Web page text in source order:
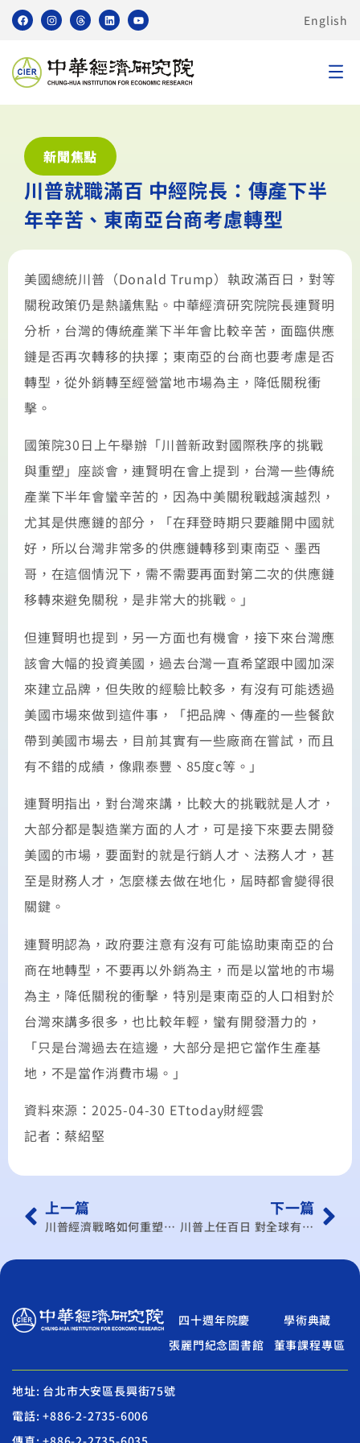
English
新聞焦點
川普就職滿百 中經院長：傳產下半
年辛苦、東南亞台商考慮轉型
美國總統川普（Donald Trump）執政滿百日，對等
關稅政策仍是熱議焦點。中華經濟研究院院長連賢明
分析，台灣的傳統產業下半年會比較辛苦，面臨供應
鏈是否再次轉移的抉擇；東南亞的台商也要考慮是否
轉型，從外銷轉至經營當地市場為主，降低關稅衝
擊。
國策院30日上午舉辦「川普新政對國際秩序的挑戰
與重塑」座談會，連賢明在會上提到，台灣一些傳統
產業下半年會蠻辛苦的，因為中美關稅戰越演越烈，
尤其是供應鏈的部分，「在拜登時期只要離開中國就
好，所以台灣非常多的供應鏈轉移到東南亞、墨西
哥，在這個情況下，需不需要再面對第二次的供應鏈
移轉來避免關稅，是非常大的挑戰。」
但連賢明也提到，另一方面也有機會，接下來台灣應
該會大幅的投資美國，過去台灣一直希望跟中國加深
來建立品牌，但失敗的經驗比較多，有沒有可能透過
美國市場來做到這件事，「把品牌、傳產的一些餐飲
帶到美國市場去，目前其實有一些廠商在嘗試，而且
有不錯的成績，像鼎泰豐、85度c等。」
連賢明指出，對台灣來講，比較大的挑戰就是人才，
大部分都是製造業方面的人才，可是接下來要去開發
美國的市場，要面對的就是行銷人才、法務人才，甚
至是財務人才，怎麼樣去做在地化，屆時都會變得很
關鍵。
連賢明認為，政府要注意有沒有可能協助東南亞的台
商在地轉型，不要再以外銷為主，而是以當地的市場
為主，降低關稅的衝擊，特別是東南亞的人口相對於
台灣來講多很多，也比較年輕，蠻有開發潛力的，
「只是台灣過去在這邊，大部分是把它當作生產基
地，不是當作消費市場。」
資料來源：2025-04-30 ETtoday財經雲
記者：蔡紹堅
上一篇
川普經濟戰略如何重塑國際秩序 專家解析
下一篇
川普上任百日 對全球有何影響 台灣如何因應
四十週年院慶
學術典藏
張麗門紀念圖書館
董事課程專區
地址: 台北市大安區長興街75號
電話: +886-2-2735-6006